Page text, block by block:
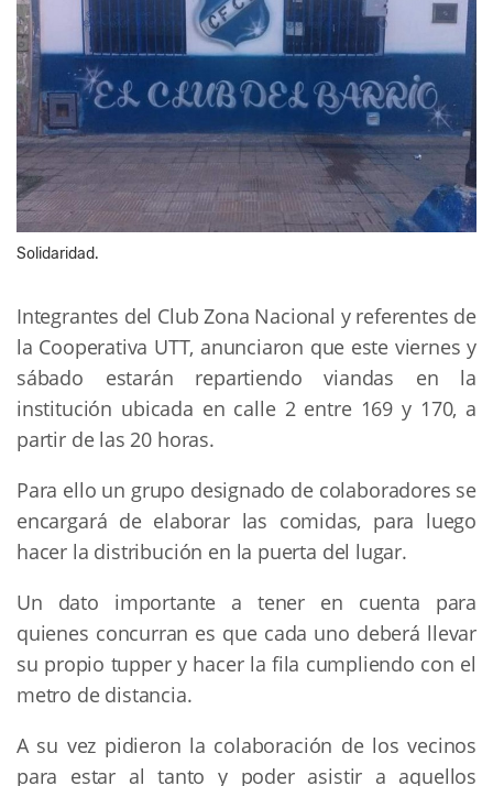
Solidaridad.
Integrantes del Club Zona Nacional y referentes de
la Cooperativa UTT, anunciaron que este viernes y
sábado estarán repartiendo viandas en la
institución ubicada en calle 2 entre 169 y 170, a
partir de las 20 horas.
Para ello un grupo designado de colaboradores se
encargará de elaborar las comidas, para luego
hacer la distribución en la puerta del lugar.
Un dato importante a tener en cuenta para
quienes concurran es que cada uno deberá llevar
su propio tupper y hacer la fila cumpliendo con el
metro de distancia.
A su vez pidieron la colaboración de los vecinos
para estar al tanto y poder asistir a aquellos